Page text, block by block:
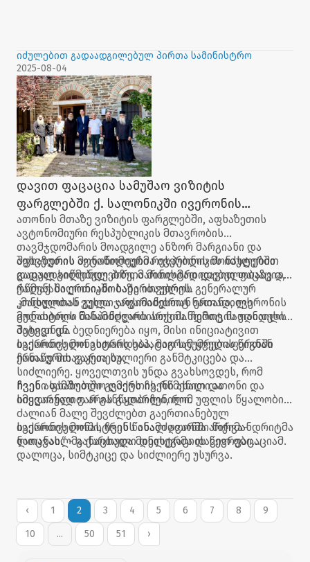
იძულებით გადაადგილებულ პირთა სამინისტრო
2025-08-04
დავით ფაცაცია სამუშაო ვიზიტის
ფარგლებში ქ. სალონიკში ივერონის
მონასტრის წინამძღვარს არქიმანდრიტ
ნათანაილს შეხვდა
ათონის მთაზე ვიზიტის ფარგლებში, აფხაზეთის
ავტონომიური რესპუბლიკის მთავრობის
თავმჯდომარის მოადგილე ანზორ მარგიანი და
აფხაზეთის ავტონომიური რესპუბლიკის იძულებით
გადაადგილებულ პირთა მინისტრი დავით ფაცაცია,
ქალაქ სალონიკში საქართველოს გენერალურ
კონსულთან გელა ჯაფარიძესთან ერთად, ივერონის
მონასტრის წინამძღვარს არქიმანდრიტ ნათანაილს
შეხვდნენ.
შეხვედრის მონაწილეებმა ივერონის მონასტერში
დაცულ სიწმინდეებზე, მართლმადიდებელობაზე და
რწმენაში ერთიანობაზე ისაუბრეს.
„მადლობას ვუხდი არქიმანდრიტ ნათანაილს
გულთბილი მასპინძლობისთვის. ჩემთვის უდიდესი
პატივი და ბედნიერება იყო, მისი ინიციატივით
ივერონის მონასტრის საპატიო სტუმრების წიგნში
ჩანაწერის გაკეთება.
საქართველო ვითარდება, მაგრამ ყველაფერთან
ერთად მთავარია სულიერი განმტკიცება და
სიძლიერე. ყოველთვის უნდა გვახსოვდეს, რომ
ჩვენი სამშობლო ღმერთის რწმენით და
სიყვარულით არის გადარჩენილი.
ჩვენ აფხაზეთში გვაქვს ჩვენი ახალი ათონი და
იმედიანად ვარ განწყობილი, რომ უფლის წყალობით
ძალიან მალე შევძლებთ გაერთიანებულ
საქართველოში, ჩვენს ახალ ათონში წირვა-
ლოცვას.“ - განაცხადა მინისტრმა დავით ფაცაციამ.
ივერონის მონასტრის წინამძღვარმა არქიმანდრიტმა
ნათანაილმა ქართული დელეგაციის წევრები
დალოცა, სიმტკიცე და სიძლიერე უსურვა.
‹ 1 2 3 4 5 6 7 8
9
10
... 50 51 ›